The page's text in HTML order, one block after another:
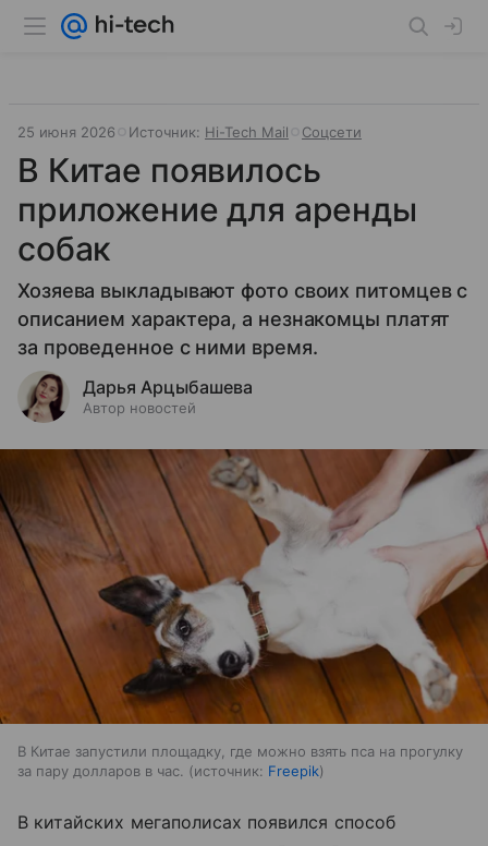
25 июня 2026 Источник: Hi-Tech Mail Соцсети
В Китае появилось
приложение для аренды
собак
Хозяева выкладывают фото своих питомцев с
описанием характера, а незнакомцы платят
за проведенное с ними время.
Дарья Арцыбашева
Автор новостей
В Китае запустили площадку, где можно взять пса на прогулку
за пару долларов в час.
источник: Freepik
В китайских мегаполисах появился способ